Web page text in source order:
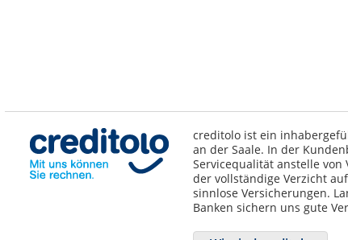
creditolo ist ein
an der Saale. In der
Servicequalität anstelle
der vollständige Verzicht
sinnlose Versicherungen.
Banken sichern uns gute